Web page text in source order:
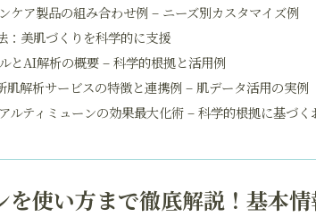
ケア製品の組み合わせ例 – ニーズ別カスタマイズ例
：美肌づくりを科学的に支援
とAI解析の概要 – 科学的根拠と活用例
解析サービスの特徴と連携例 – 肌データ活用の実例
ルティミューンの効果最大化術 – 科学的根拠に基づく
を使い方まで徹底解説！基本